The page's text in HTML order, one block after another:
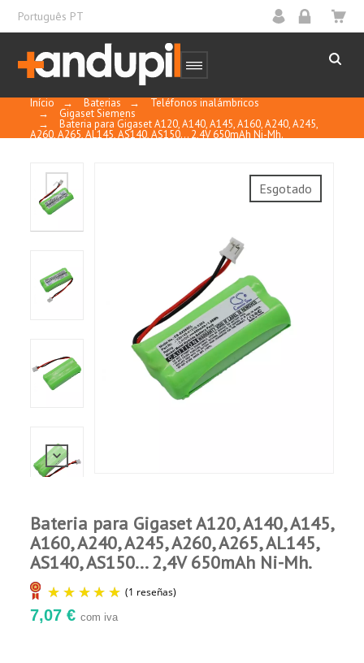
Português PT
Início → Baterias → Teléfonos inalámbricos
→ Gigaset Siemens
→ Bateria para Gigaset A120, A140, A145, A160, A240, A245,
A260, A265, AL145, AS140, AS150... 2,4V 650mAh Ni-Mh.
Esgotado
Bateria para Gigaset A120, A140, A145,
A160, A240, A245, A260, A265, AL145,
AS140, AS150... 2,4V 650mAh Ni-Mh.
7,07 € com iva
Control y calidad
10
Basado en 1 reseñas
Ordenar porfecha descendente
Comprador Verificado
Publicado el 7/6/20, 10:18 PM
que ya daba por perdido.